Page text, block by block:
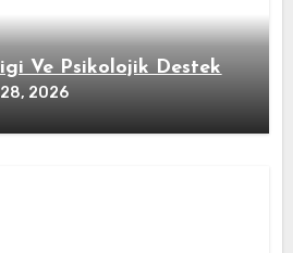
Ve Psikolojik Destek
2026